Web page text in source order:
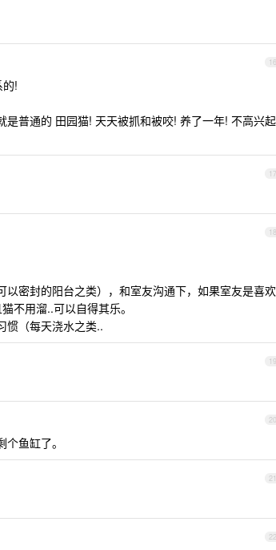
16
!
普通的 田园猫! 天天被抓和被咬! 养了一年! 不高兴起
17
18
密封的阳台之类），和室友沟通下，如果室友是喜欢
不用溜..可以自得其乐。
惯（每天浇水之类..
19
20
鱼缸了。
21
22